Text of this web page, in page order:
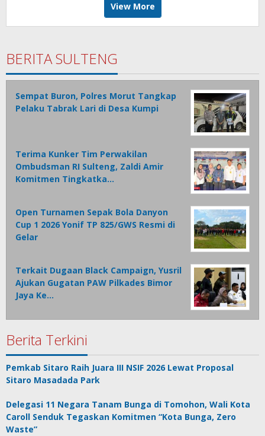
View More
BERITA SULTENG
Sempat Buron, Polres Morut Tangkap
Pelaku Tabrak Lari di Desa Kumpi
Terima Kunker Tim Perwakilan
Ombudsman RI Sulteng, Zaldi Amir
Komitmen Tingkatka…
Open Turnamen Sepak Bola Danyon
Cup 1 2026 Yonif TP 825/GWS Resmi di
Gelar
Terkait Dugaan Black Campaign, Yusril
Ajukan Gugatan PAW Pilkades Bimor
Jaya Ke…
Berita Terkini
Pemkab Sitaro Raih Juara III NSIF 2026 Lewat Proposal
Sitaro Masadada Park
Delegasi 11 Negara Tanam Bunga di Tomohon, Wali Kota
Caroll Senduk Tegaskan Komitmen “Kota Bunga, Zero
Waste”